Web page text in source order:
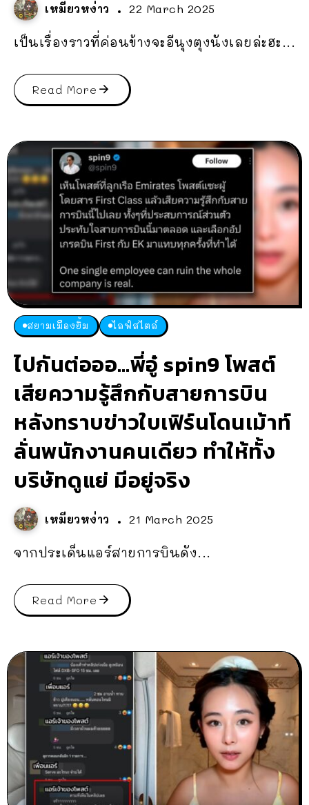
เหมียวหง่าว 22 March 2025
เป็นเรื่องราวที่ค่อนข้างจะอีนุงตุงนังเลยล่ะฮะ...
Read More
สยามเมืองยิ้ม ไลฟ์สไตล์
ไปกันต่อออ…พี่อู๋ spin9 โพสต์
เสียความรู้สึกกับสายการบิน
หลังทราบข่าวใบเฟิร์นโดนเม้าท์
ลั่นพนักงานคนเดียว ทำให้ทั้ง
บริษัทดูแย่ มีอยู่จริง
เหมียวหง่าว 21 March 2025
จากประเด็นแอร์สายการบินดัง...
Read More